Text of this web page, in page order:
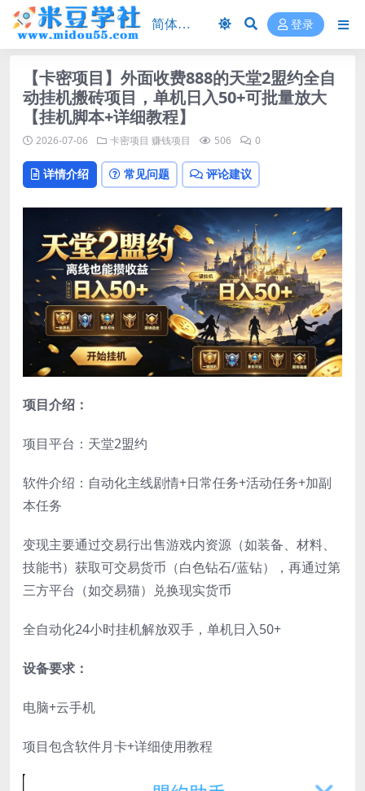
登录
【卡密项目】外面收费888的天堂2盟约全自
动挂机搬砖项目，单机日入50+可批量放大
【挂机脚本+详细教程】
2026-07-06 卡密项目 赚钱项目 506 0
详情介绍 常见问题 评论建议
项目介绍：
项目平台：天堂2盟约
软件介绍：自动化主线剧情+日常任务+活动任务+加副
本任务
变现主要通过交易行出售游戏内资源（如装备、材料、
技能书）获取可交易货币（白色钻石/蓝钻），再通过第
三方平台（如交易猫）兑换现实货币
全自动化24小时挂机解放双手，单机日入50+
设备要求：
电脑+云手机
项目包含软件月卡+详细使用教程